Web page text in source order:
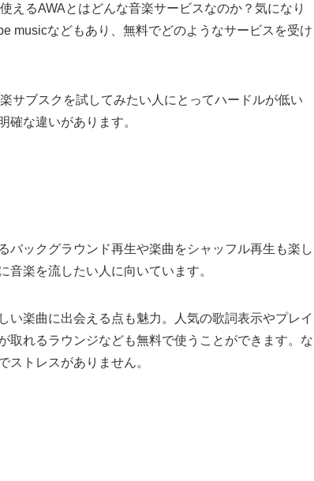
えるAWAとはどんな音楽サービスなのか？気になり
musicなどもあり、無料でどのようなサービスを受け
サブスクを試してみたい人にとってハードルが低い
確な違いがあります。
バックグラウンド再生や楽曲をシャッフル再生も楽し
楽を流したい人に向いています。
い楽曲に出会える点も魅力。人気の歌詞表示やプレイ
取れるラウンジなども無料で使うことができます。な
ストレスがありません。